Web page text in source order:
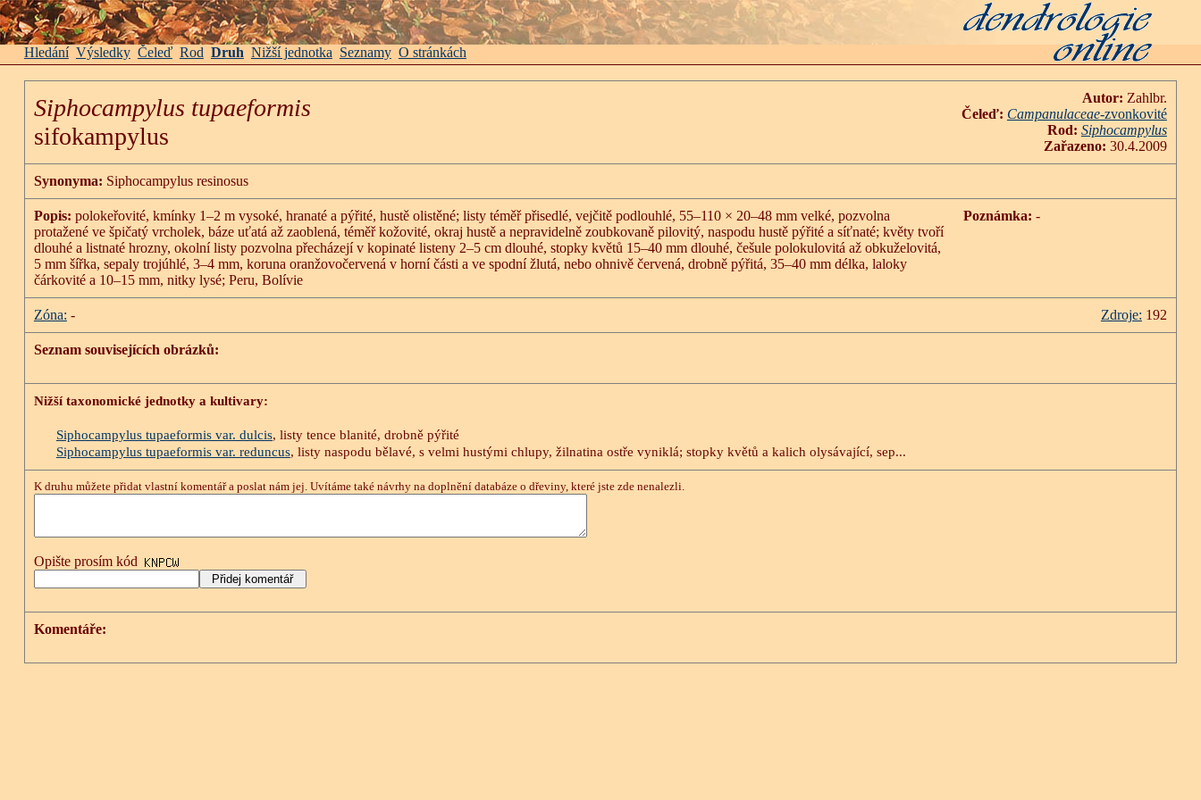
Hledání Výsledky Čeleď Rod Druh Nižší jednotka Seznamy O stránkách
Siphocampylus tupaeformis
sifokampylus
Autor: Zahlbr.
Čeleď: Campanulaceae-zvonkovité
Rod: Siphocampylus
Zařazeno: 30.4.2009
Synonyma: Siphocampylus resinosus
Popis: polokeřovité, kmínky 1–2 m vysoké, hranaté a pýřité, hustě olistěné; listy téměř přisedlé, vejčitě podlouhlé, 55–110 × 20–48 mm velké, pozvolna
protažené ve špičatý vrcholek, báze uťatá až zaoblená, téměř kožovité, okraj hustě a nepravidelně zoubkovaně pilovitý, naspodu hustě pýřité a síťnaté; květy tvoří
dlouhé a listnaté hrozny, okolní listy pozvolna přecházejí v kopinaté listeny 2–5 cm dlouhé, stopky květů 15–40 mm dlouhé, češule polokulovitá až obkuželovitá,
5 mm šířka, sepaly trojúhlé, 3–4 mm, koruna oranžovočervená v horní části a ve spodní žlutá, nebo ohnivě červená, drobně pýřitá, 35–40 mm délka, laloky
čárkovité a 10–15 mm, nitky lysé; Peru, Bolívie
Poznámka: -
Zóna: - Zdroje: 192
Seznam souvisejících obrázků:
Nižší taxonomické jednotky a kultivary:
Siphocampylus tupaeformis var. dulcis, listy tence blanité, drobně pýřité
Siphocampylus tupaeformis var. reduncus, listy naspodu bělavé, s velmi hustými chlupy, žilnatina ostře vyniklá; stopky květů a kalich olysávající, sep...
K druhu můžete přidat vlastní komentář a poslat nám jej. Uvítáme také návrhy na doplnění databáze o dřeviny, které jste zde nenalezli.
Opište prosím kód
Komentáře: